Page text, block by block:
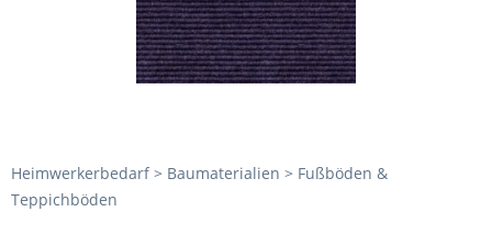
Heimwerkerbedarf > Baumaterialien > Fußböden &
Teppichböden